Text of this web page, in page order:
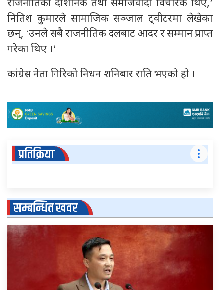
राजनीतिका दार्शनिक तथा समाजवादी विचारक थिए,’
नितिश कुमारले सामाजिक सञ्जाल ट्वीटरमा लेखेका
छन्, ‘उनले सबै राजनीतिक दलबाट आदर र सम्मान प्राप्त
गरेका थिए ।’
कांग्रेस नेता गिरिको निधन शनिबार राति भएको हो ।
प्रतिक्रिया
सम्बन्धित खवर